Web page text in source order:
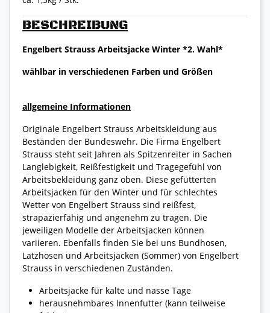
BESCHREIBUNG
Engelbert Strauss Arbeitsjacke Winter *2. Wahl*
wählbar in verschiedenen Farben und Größen
allgemeine Informationen
Originale Engelbert Strauss Arbeitskleidung aus
Beständen der Bundeswehr. Die Firma Engelbert
Strauss steht seit Jahren als Spitzenreiter in Sachen
Langlebigkeit, Reißfestigkeit und Tragegefühl von
Arbeitsbekleidung ganz oben. Diese gefütterten
Arbeitsjacken für den Winter und für schlechtes
Wetter von Engelbert Strauss sind reißfest,
strapazierfähig und angenehm zu tragen. Die
jeweiligen Modelle der Arbeitsjacken können
variieren. Ebenfalls finden Sie bei uns Bundhosen,
Latzhosen und Arbeitsjacken (Sommer) von Engelbert
Strauss in verschiedenen Zuständen.
Arbeitsjacke für kalte und nasse Tage
herausnehmbares Innenfutter (kann teilweise